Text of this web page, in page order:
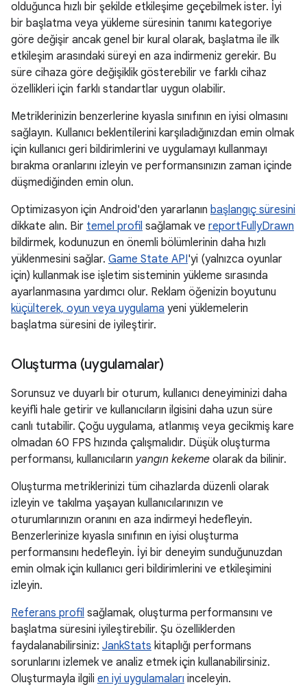
olduğunca hızlı bir şekilde etkileşime geçebilmek ister. İyi
bir başlatma veya yükleme süresinin tanımı kategoriye
göre değişir ancak genel bir kural olarak, başlatma ile ilk
etkileşim arasındaki süreyi en aza indirmeniz gerekir. Bu
süre cihaza göre değişiklik gösterebilir ve farklı cihaz
özellikleri için farklı standartlar uygun olabilir.
Metriklerinizin benzerlerine kıyasla sınıfının en iyisi olmasını
sağlayın. Kullanıcı beklentilerini karşıladığınızdan emin olmak
için kullanıcı geri bildirimlerini ve uygulamayı kullanmayı
bırakma oranlarını izleyin ve performansınızın zaman içinde
düşmediğinden emin olun.
Optimizasyon için Android'den yararlanın başlangıç süresini
dikkate alın. Bir temel profil sağlamak ve reportFullyDrawn
bildirmek, kodunuzun en önemli bölümlerinin daha hızlı
yüklenmesini sağlar. Game State API'yi (yalnızca oyunlar
için) kullanmak ise işletim sisteminin yükleme sırasında
ayarlanmasına yardımcı olur. Reklam öğenizin boyutunu
küçülterek, oyun veya uygulama yeni yüklemelerin
başlatma süresini de iyileştirir.
Oluşturma (uygulamalar)
Sorunsuz ve duyarlı bir oturum, kullanıcı deneyiminizi daha
keyifli hale getirir ve kullanıcıların ilgisini daha uzun süre
canlı tutabilir. Çoğu uygulama, atlanmış veya gecikmiş kare
olmadan 60 FPS hızında çalışmalıdır. Düşük oluşturma
performansı, kullanıcıların yangın kekeme olarak da bilinir.
Oluşturma metriklerinizi tüm cihazlarda düzenli olarak
izleyin ve takılma yaşayan kullanıcılarınızın ve
oturumlarınızın oranını en aza indirmeyi hedefleyin.
Benzerlerinize kıyasla sınıfının en iyisi oluşturma
performansını hedefleyin. İyi bir deneyim sunduğunuzdan
emin olmak için kullanıcı geri bildirimlerini ve etkileşimini
izleyin.
Referans profil sağlamak, oluşturma performansını ve
başlatma süresini iyileştirebilir. Şu özelliklerden
faydalanabilirsiniz: JankStats kitaplığı performans
sorunlarını izlemek ve analiz etmek için kullanabilirsiniz.
Oluşturmayla ilgili en iyi uygulamaları inceleyin.